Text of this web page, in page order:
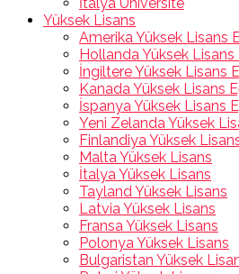
İtalya Üniversite
Yüksek Lisans
Amerika Yüksek Lisans
Hollanda Yüksek Lisans
İngiltere Yüksek Lisans
Kanada Yüksek Lisans
İspanya Yüksek Lisans
Yeni Zelanda Yüksek
Finlandiya Yüksek
Malta Yüksek Lisans
İtalya Yüksek Lisans
Tayland Yüksek Lisans
Latvia Yüksek Lisans
Fransa Yüksek Lisans
Polonya Yüksek Lisans
Bulgaristan Yüksek